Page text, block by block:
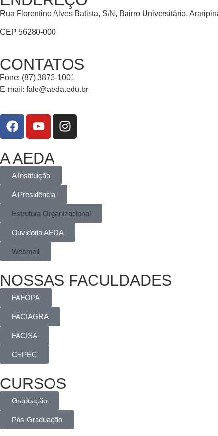
Rua Florentino Alves Batista, S/N, Bairro Universitário,
CEP 56280-000
CONTATOS
Fone: (87) 3873-1001
E-mail: fale@aeda.edu.br
A AEDA
A Instituição
A Presidência
Estrutura Organizacional
Ouvidoria AEDA
Webmail
NOSSAS FACULDADES
FAFOPA
FACIAGRA
FACISA
CEPEC
CURSOS
Graduação
Pós-Graduação